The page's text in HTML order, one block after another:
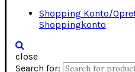
Shopping Konto/
Shoppingkonto
close
Search for: